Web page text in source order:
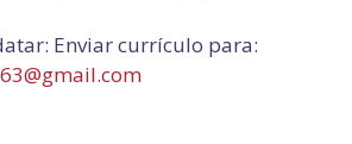
Enviar currículo para: